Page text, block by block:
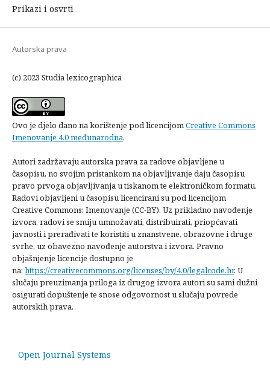
Prikazi i osvrti
Autorska prava
(c) 2023 Studia lexicographica
Ovo je djelo dano na korištenje pod licencijomCreative Commons
Imenovanje 4.0 međunarodna.
Autori zadržavaju autorska prava za radove objavljene u
časopisu, no svojim pristankom na objavljivanje daju časopisu
pravo prvoga objavljivanja u tiskanom te elektroničkom formatu.
Radovi objavljeni u časopisu licencirani su pod licencijom
Creative Commons: Imenovanje (CC-BY). Uz prikladno navođenje
izvora, radovi se smiju umnožavati, distribuirati, priopćavati
javnosti i prerađivati te koristiti u znanstvene, obrazovne i druge
svrhe, uz obavezno navođenje autorstva i izvora. Pravno
objašnjenje licencije dostupno je
na: https://creativecommons.org/licenses/by/4.0/legalcode.hr. U
slučaju preuzimanja priloga iz drugog izvora autori su sami dužni
osigurati dopuštenje te snose odgovornost u slučaju povrede
autorskih prava.
Open Journal Systems